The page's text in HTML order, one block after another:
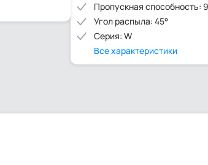
Пропускная способность:
Угол распыла: 45°
Серия: W
Все характеристики